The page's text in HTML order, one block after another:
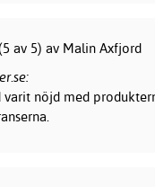
av 5) av Malin Axfjord
varit nöjd med